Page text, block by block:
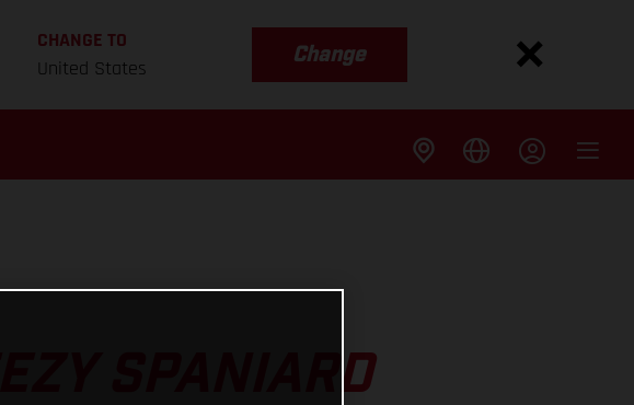
CHANGE TO
United States
Change
SPANIARD